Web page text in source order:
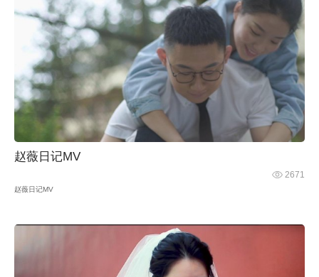
赵薇日记MV
2671
赵薇日记MV